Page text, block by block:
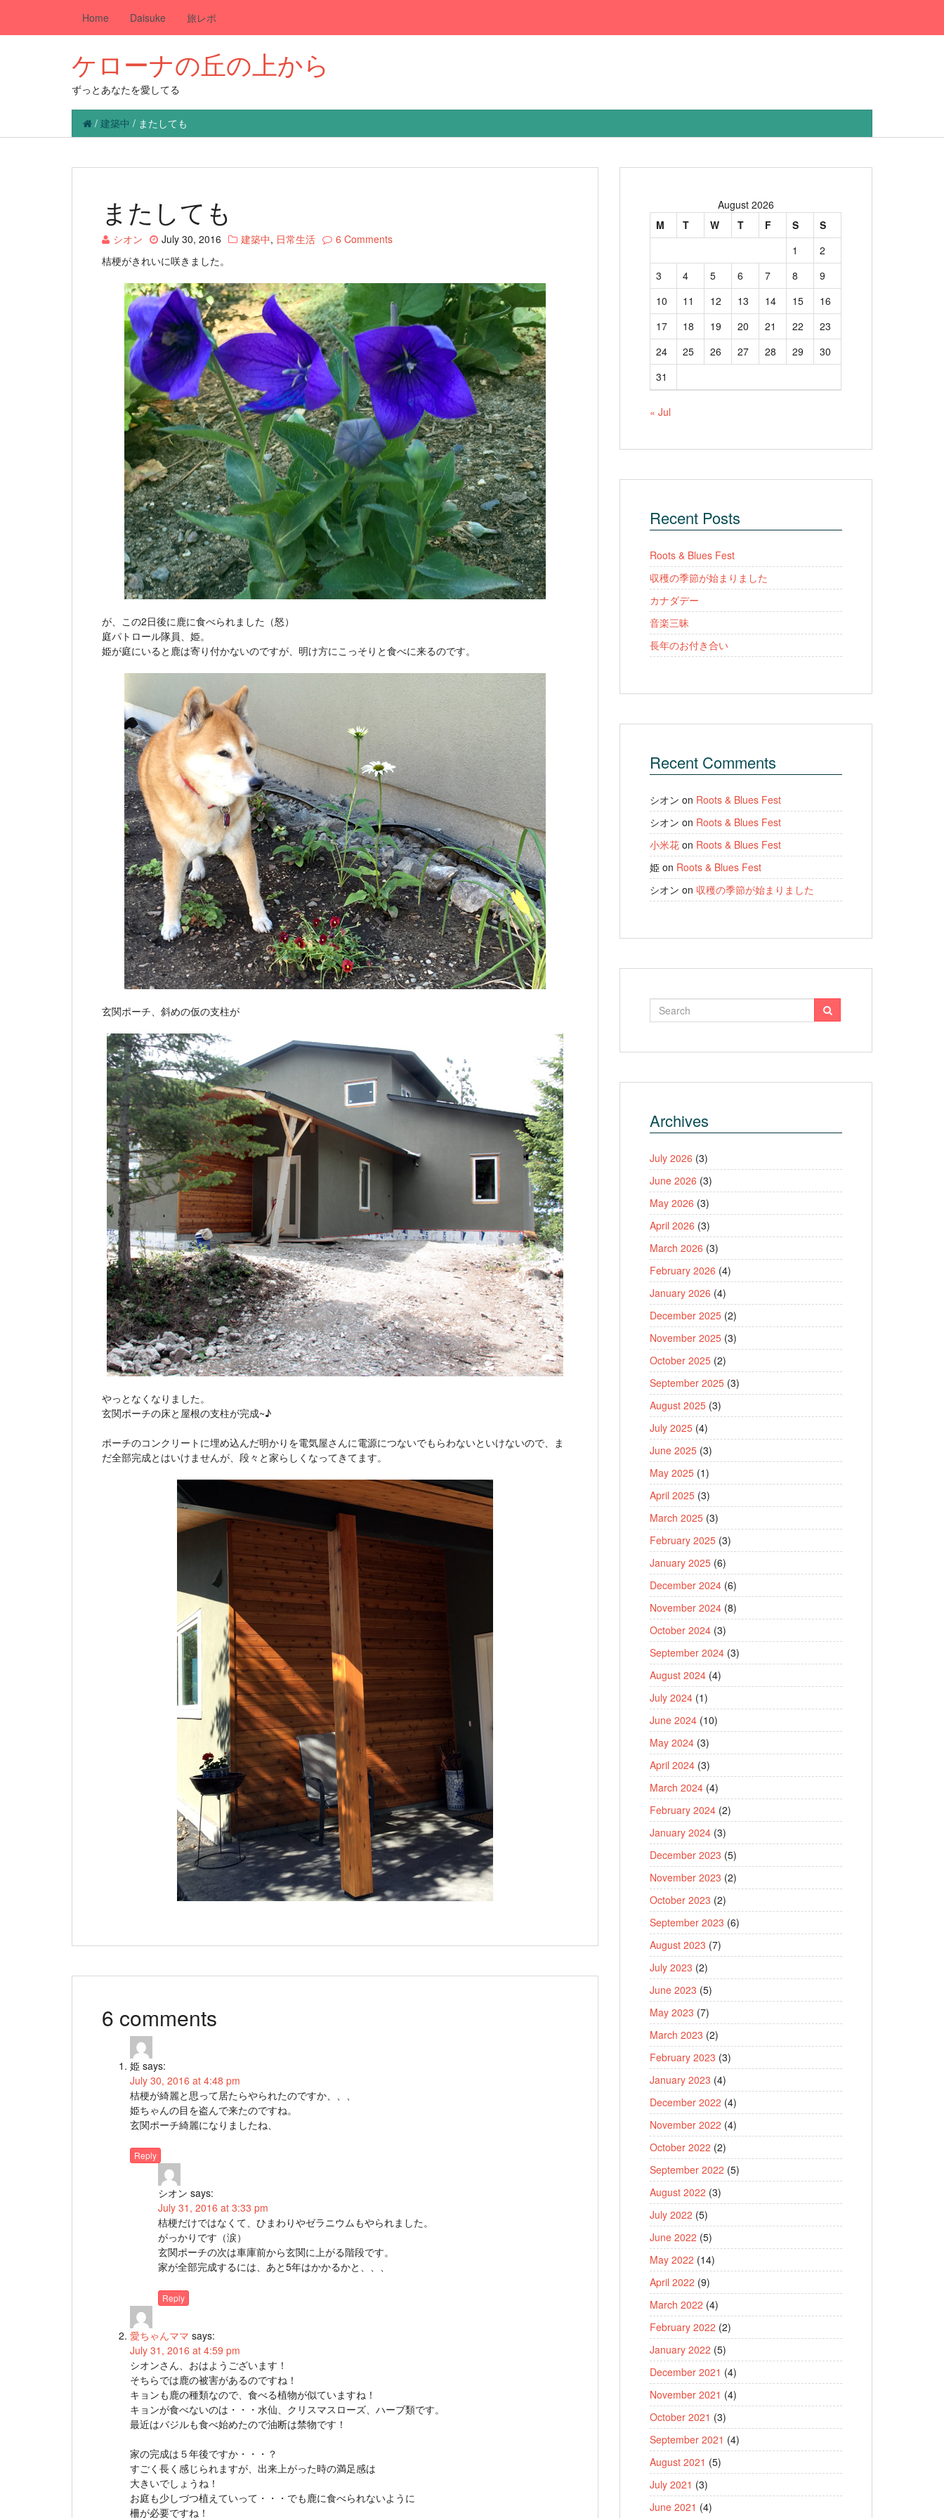
Home Daisuke 旅レポ
ケローナの丘の上から
ずっとあなたを愛してる
/ 建築中 / またしても
またしても
シオン July 30, 2016 建築中, 日常生活
6 Comments
桔梗がきれいに咲きました。
が、この2日後に鹿に食べられました（怒）
庭パトロール隊員、姫。
姫が庭にいると鹿は寄り付かないのですが、明け方にこっそりと食べに来るのです。
玄関ポーチ、斜めの仮の支柱が
やっとなくなりました。
玄関ポーチの床と屋根の支柱が完成~♪
ポーチのコンクリートに埋め込んだ明かりを電気屋さんに電源につないでもらわないといけないので、ま
だ全部完成とはいけませんが、段々と家らしくなってきてます。
6 comments
姫 says:
July 30, 2016 at 4:48 pm
桔梗が綺麗と思って居たらやられたのですか、、、
姫ちゃんの目を盗んで来たのですね。
玄関ポーチ綺麗になりましたね、
Reply
シオン says:
July 31, 2016 at 3:33 pm
桔梗だけではなくて、ひまわりやゼラニウムもやられました。
がっかりです（涙）
玄関ポーチの次は車庫前から玄関に上がる階段です。
家が全部完成するには、あと5年はかかるかと、、、
Reply
愛ちゃんママ says:
July 31, 2016 at 4:59 pm
シオンさん、おはようございます！
そちらでは鹿の被害があるのですね！
キョンも鹿の種類なので、食べる植物が似ていますね！
キョンが食べないのは・・・水仙、クリスマスローズ、ハーブ類です。
最近はバジルも食べ始めたので油断は禁物です！
家の完成は５年後ですか・・・？
すごく長く感じられますが、出来上がった時の満足感は
大きいでしょうね！
お庭も少しづつ植えていって・・・でも鹿に食べられないように
柵が必要ですね！
August 2026
M
T W T F S
S
1
2
3
4 5 6 7 8
9
10
11 12 13 14 15
16
17
18 19 20 21 22
23
24
25 26 27 28 29
30
31
« Jul
Recent Posts
Roots & Blues Fest
収穫の季節が始まりました
カナダデー
音楽三昧
長年のお付き合い
Recent Comments
シオン on Roots & Blues Fest
シオン on Roots & Blues Fest
小米花 on Roots & Blues Fest
姫 on Roots & Blues Fest
シオン on 収穫の季節が始まりました
Archives
July 2026 (3)
June 2026 (3)
May 2026 (3)
April 2026 (3)
March 2026 (3)
February 2026 (4)
January 2026 (4)
December 2025 (2)
November 2025 (3)
October 2025 (2)
September 2025 (3)
August 2025 (3)
July 2025 (4)
June 2025 (3)
May 2025 (1)
April 2025 (3)
March 2025 (3)
February 2025 (3)
January 2025 (6)
December 2024 (6)
November 2024 (8)
October 2024 (3)
September 2024 (3)
August 2024 (4)
July 2024 (1)
June 2024 (10)
May 2024 (3)
April 2024 (3)
March 2024 (4)
February 2024 (2)
January 2024 (3)
December 2023 (5)
November 2023 (2)
October 2023 (2)
September 2023 (6)
August 2023 (7)
July 2023 (2)
June 2023 (5)
May 2023 (7)
March 2023 (2)
February 2023 (3)
January 2023 (4)
December 2022 (4)
November 2022 (4)
October 2022 (2)
September 2022 (5)
August 2022 (3)
July 2022 (5)
June 2022 (5)
May 2022 (14)
April 2022 (9)
March 2022 (4)
February 2022 (2)
January 2022 (5)
December 2021 (4)
November 2021 (4)
October 2021 (3)
September 2021 (4)
August 2021 (5)
July 2021 (3)
June 2021 (4)